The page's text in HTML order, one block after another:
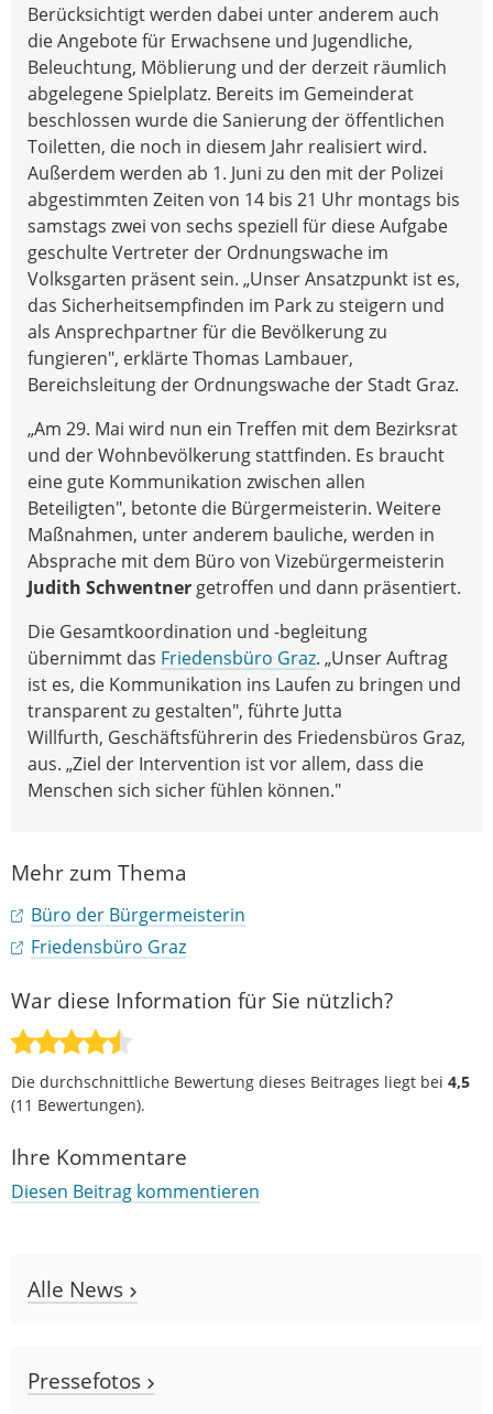
Berücksichtigt werden dabei unter anderem auch
die Angebote für Erwachsene und Jugendliche,
Beleuchtung, Möblierung und der derzeit räumlich
abgelegene Spielplatz. Bereits im Gemeinderat
beschlossen wurde die Sanierung der öffentlichen
Toiletten, die noch in diesem Jahr realisiert wird.
Außerdem werden ab 1. Juni zu den mit der Polizei
abgestimmten Zeiten von 14 bis 21 Uhr montags bis
samstags zwei von sechs speziell für diese Aufgabe
geschulte Vertreter der Ordnungswache im
Volksgarten präsent sein. „Unser Ansatzpunkt ist es,
das Sicherheitsempfinden im Park zu steigern und
als Ansprechpartner für die Bevölkerung zu
fungieren", erklärte Thomas Lambauer,
Bereichsleitung der Ordnungswache der Stadt Graz.
„Am 29. Mai wird nun ein Treffen mit dem Bezirksrat
und der Wohnbevölkerung stattfinden. Es braucht
eine gute Kommunikation zwischen allen
Beteiligten", betonte die Bürgermeisterin. Weitere
Maßnahmen, unter anderem bauliche, werden in
Absprache mit dem Büro von Vizebürgermeisterin
Judith Schwentner getroffen und dann präsentiert.
Die Gesamtkoordination und -begleitung
übernimmt das Friedensbüro Graz. „Unser Auftrag
ist es, die Kommunikation ins Laufen zu bringen und
transparent zu gestalten", führte Jutta
Willfurth, Geschäftsführerin des Friedensbüros Graz,
aus. „Ziel der Intervention ist vor allem, dass die
Menschen sich sicher fühlen können."
Mehr zum Thema
Büro der Bürgermeisterin
Friedensbüro Graz
War diese Information für Sie nützlich?
Die durchschnittliche Bewertung dieses Beitrages liegt bei 4,5
(11 Bewertungen).
Ihre Kommentare
Diesen Beitrag kommentieren
Alle News
Pressefotos